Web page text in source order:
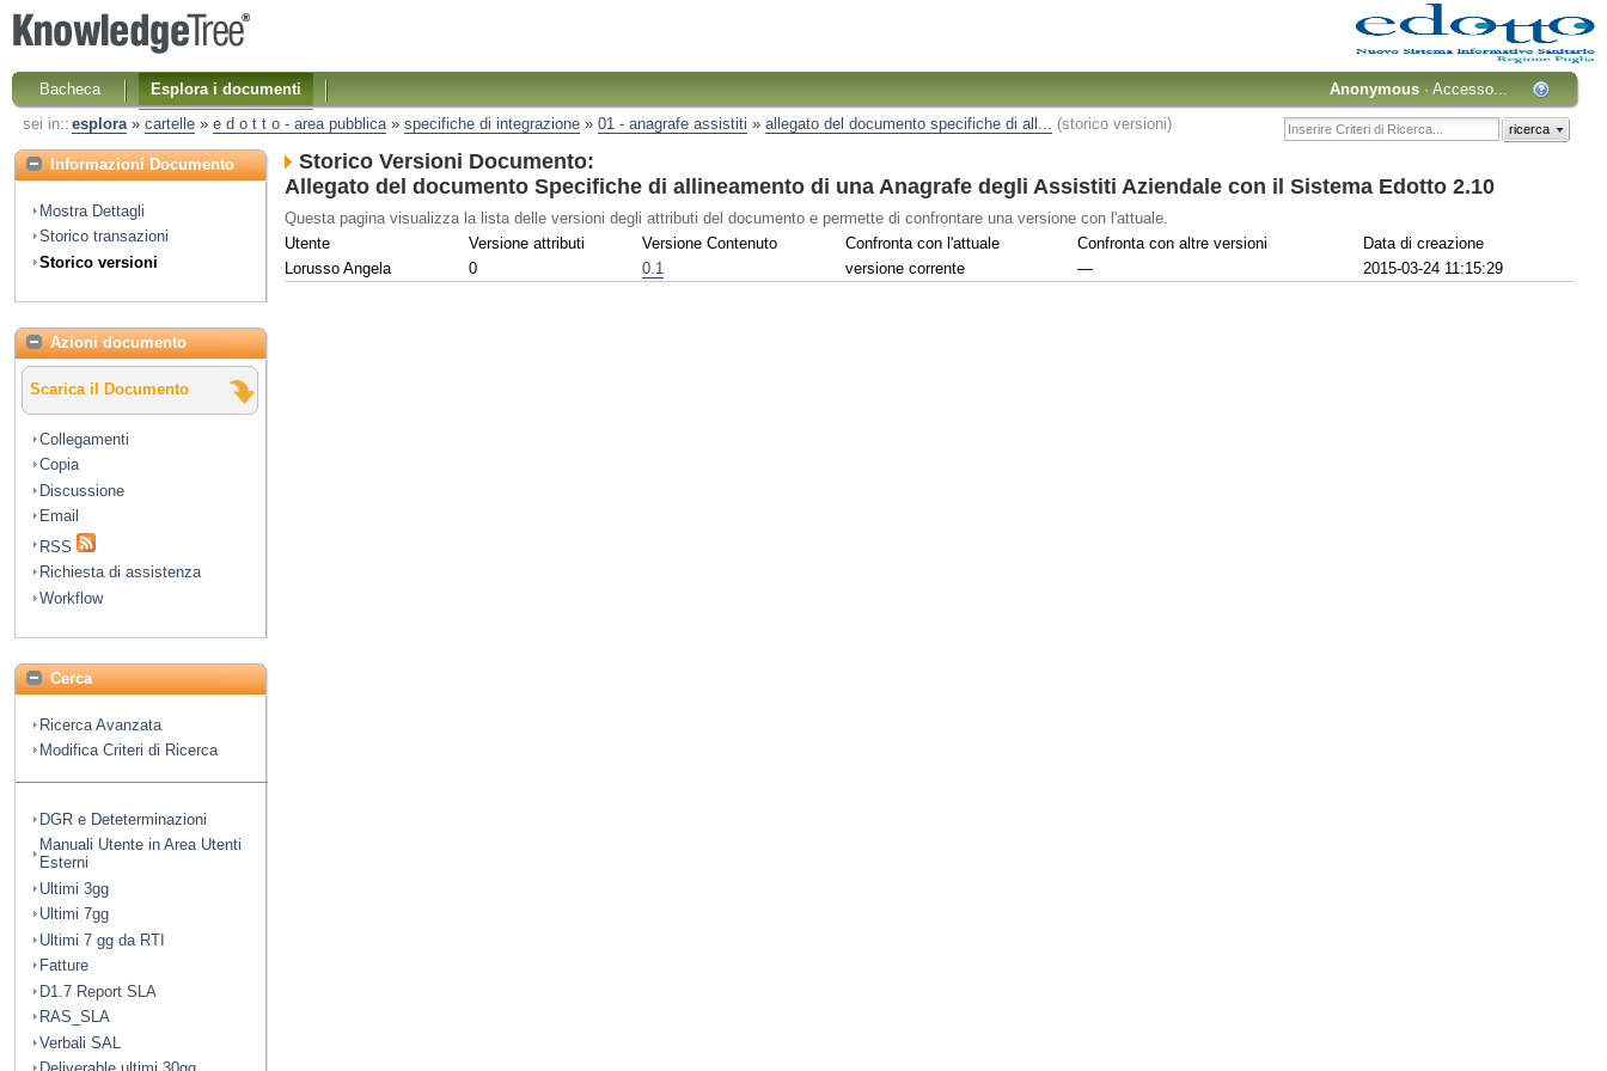
Bacheca Esplora i documenti Anonymous ·Accesso...
sei in:: esplora» cartelle» e d o t t o - area pubblica» specifiche di integrazione» 01 - anagrafe assistiti » allegato del documento specifiche di all... (storico versioni) ricerca
Informazioni Documento
Mostra Dettagli
Storico transazioni
Storico versioni
Azioni documento
Scarica il Documento
Collegamenti
Copia
Discussione
Email
RSS
Richiesta di assistenza
Workflow
Cerca
Ricerca Avanzata
Modifica Criteri di Ricerca
DGR e Deteterminazioni
Manuali Utente in Area Utenti
Esterni
Ultimi 3gg
Ultimi 7gg
Ultimi 7 gg da RTI
Fatture
D1.7 Report SLA
RAS_SLA
Verbali SAL
Storico Versioni Documento:
Allegato del documento Specifiche di allineamento di una Anagrafe degli Assistiti Aziendale con il Sistema Edotto 2.10
Questa pagina visualizza la lista delle versioni degli attributi del documento e permette di confrontare una versione con l'attuale.
Utente
Versione attributi Versione Contenuto Confronta con l'attuale Confronta con altre versioni
Data di creazione
Lorusso Angela
0 0.1 versione corrente — 2015-03-24 11:15:29